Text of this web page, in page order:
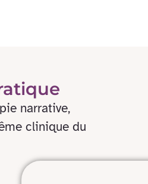
narrative,
clinique du